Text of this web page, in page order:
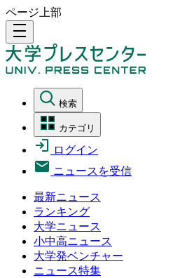
ページ上部
density_medium
検索
カテゴリ
ログイン
ニュースを受信
最新ニュース
ランキング
大学ニュース
小中高ニュース
大学発ベンチャー
ニュース特集